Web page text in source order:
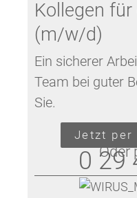
Kollegen
(m/w/d)
Ein sicherer
Team bei guter
Sie.
Jetzt per
Oder
0 29